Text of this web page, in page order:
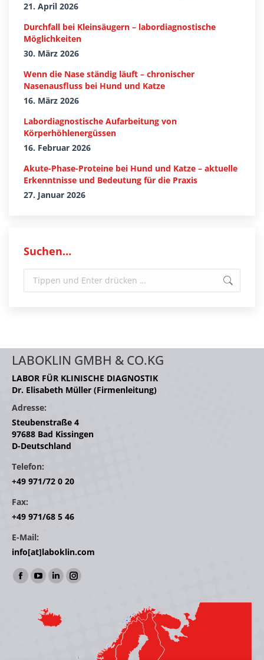
21. April 2026
Durchfall bei Kleinsäugern – labordiagnostische
Möglichkeiten
30. März 2026
Wenn die Nase ständig läuft – chronischer
Nasenausfluss bei Hund und Katze
16. März 2026
Labordiagnostische Aufarbeitung von
Körperhöhlenergüssen
16. Februar 2026
Akute-Phase-Proteine bei Hund und Katze – aktuelle
Erkenntnisse und Bedeutung für die Praxis
27. Januar 2026
Suchen…
LABOKLIN GMBH & CO.KG
LABOR FÜR KLINISCHE DIAGNOSTIK
Dr. Elisabeth Müller (Firmenleitung)
Adresse:
Steubenstraße 4
97688 Bad Kissingen
D-Deutschland
Telefon:
+49 971/72 0 20
Fax:
+49 971/68 5 46
E-Mail:
info[at]laboklin.com
Finden Sie uns auf:
Facebook
opens
YouTube
opens
in
Linkedin
opens
in
Instagram